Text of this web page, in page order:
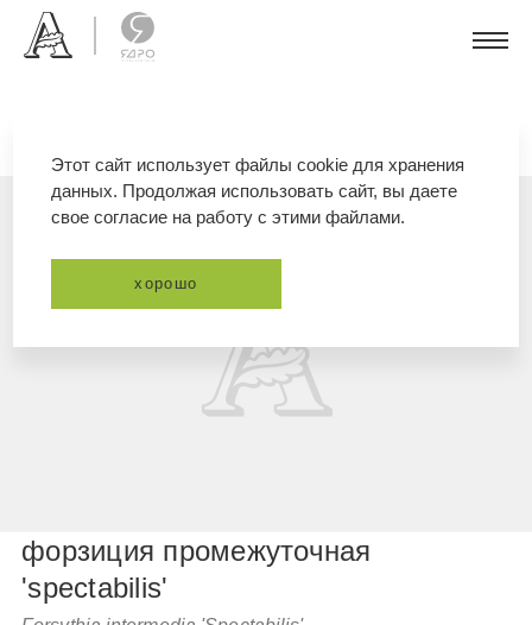
форзиция промежуточная
'spectabilis'
Этот сайт использует файлы cookie для хранения
данных. Продолжая использовать сайт, вы даете
свое согласие на работу с этими файлами.
хорошо